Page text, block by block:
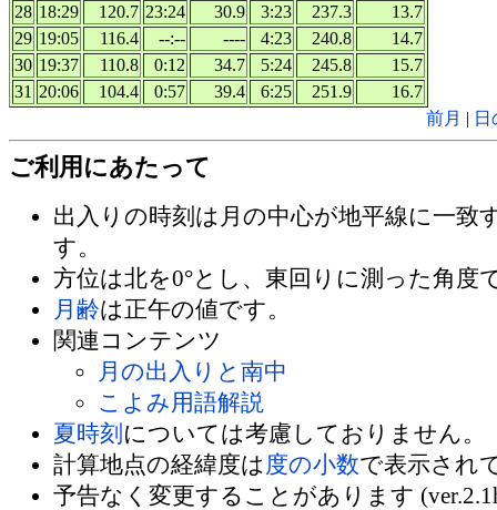
28 18:29 120.7 23:24 30.9 3:23 237.3
13.7
29 19:05 116.4 --:-- ---- 4:23 240.8
14.7
30 19:37 110.8 0:12 34.7 5:24 245.8
15.7
31 20:06 104.4 0:57 39.4 6:25 251.9
16.7
前月 |
ご利用にあたって
出入りの時刻は月の中心が地平線に一致
す。
方位は北を0°とし、東回りに測った角度
月齢は正午の値です。
関連コンテンツ
月の出入りと南中
こよみ用語解説
夏時刻 については考慮しておりません。
計算地点の経緯度は 度の小数で表示され
予告なく変更することがあります